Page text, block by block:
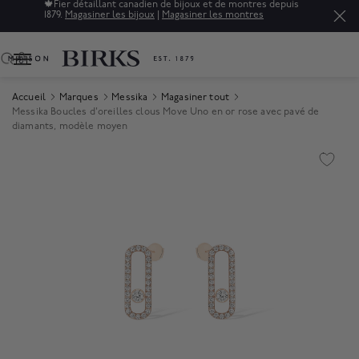
🍁 Fier détaillant canadien de bijoux et de montres depuis
1879. Magasiner les bijoux Magasiner les montres
0
Accueil Marques Messika
Magasiner tout
Messika Boucles d'oreilles clous Move Uno en or rose avec pavé de
diamants, modèle moyen